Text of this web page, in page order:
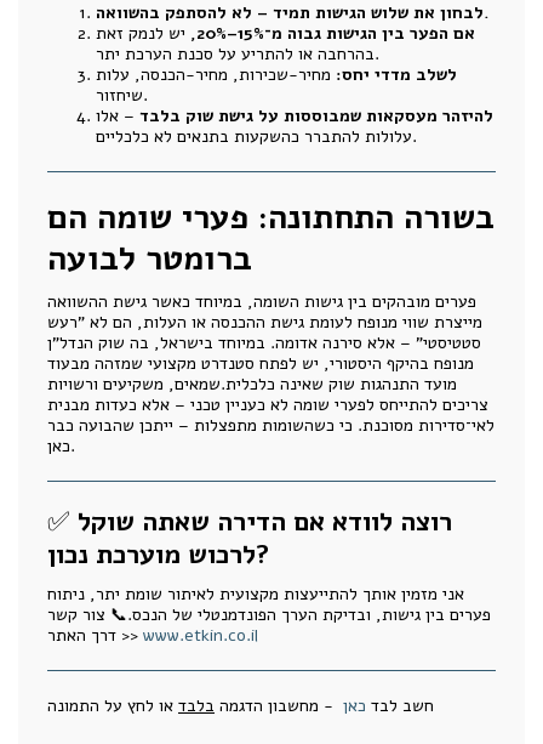
לבחון את שלוש הגישות תמיד – לא להסתפק בהשוואה.
אם הפער בין הגישות גבוה מ־15%–20%,
יש לנמק זאת
בהרחבה או להתריע על סכנת הערכת יתר.
לשלב מדדי יחס: מחיר-שכירות, מחיר-הכנסה, עלות
שיחזור.
להיזהר מעסקאות שמבוססות על גישת שוק בלבד – אלו
עלולות להתברר כהשקעות בתנאים לא כלכליים.
בשורה התחתונה: פערי שומה הם
ברומטר לבועה
פערים מובהקים בין גישות השומה, במיוחד כאשר גישת ההשוואה
מייצרת שווי מנופח לעומת גישת ההכנסה או העלות, הם לא "רעש
סטטיסטי" – אלא סירנה אדומה. במיוחד בישראל, בה שוק הנדל"ן
מנופח בהיקף היסטורי, יש לפתח סטנדרט מקצועי שמזהה מבעוד
מועד התנהגות שוק שאינה כלכלית.שמאים, משקיעים ורשויות
צריכים להתייחס לפערי שומה לא כעניין טכני – אלא כעדות מבנית
לאי־סדירות מסוכנת. כי כשהשומות מתפצלות – ייתכן שהבועה כבר
כאן.
✅ רוצה לוודא אם הדירה שאתה שוקל
לרכוש מוערכת נכון?
אני מזמין אותך להתייעצות מקצועית לאיתור שומת יתר, ניתוח
פערים בין גישות, ובדיקת הערך הפונדמנטלי של הנכס.📞 צור קשר
דרך האתר >> www.etkin.co.il
חשב לבד כאן - מחשבון הדגמה בלבד או לחץ על התמונה